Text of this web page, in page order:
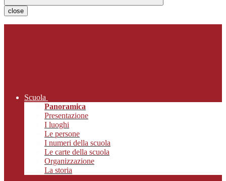
close
Scuola
Panoramica
Presentazione
I luoghi
Le persone
I numeri della scuola
Le carte della scuola
Organizzazione
La storia